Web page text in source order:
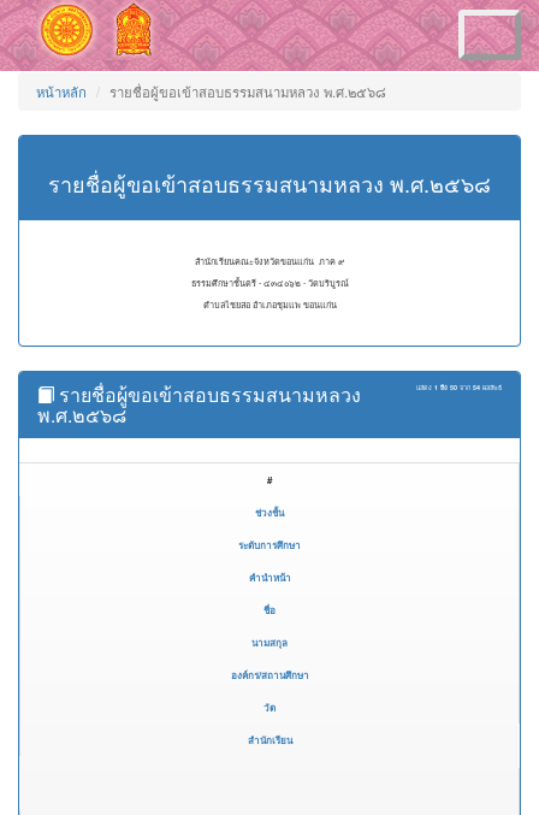
Toggle
navigation
หน้าหลัก รายชื่อผู้ขอเข้าสอบธรรมสนามหลวง พ.ศ.๒๕๖๘
รายชื่อผู้ขอเข้าสอบธรรมสนามหลวง พ.ศ.๒๕๖๘
สำนักเรียนคณะจังหวัดขอนแก่น ภาค ๙
ธรรมศึกษาชั้นตรี - ๔๓๔๐๖๒ - วัดบริบูรณ์
ตำบลไชยสอ อำเภอชุมแพ ขอนแก่น
แสดง 1 ถึง 50 จาก 54 ผลลัพธ์
รายชื่อผู้ขอเข้าสอบธรรมสนามหลวง
พ.ศ.๒๕๖๘
#
ช่วงชั้น
ระดับการศึกษา
คำนำหน้า
ชื่อ
นามสกุล
องค์กร/สถานศึกษา
วัด
สำนักเรียน